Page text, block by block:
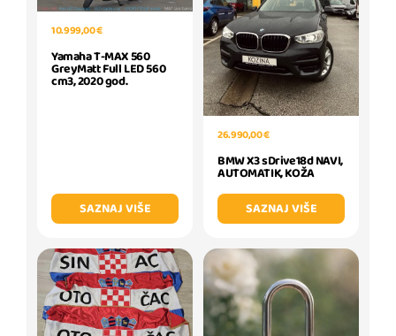
10.999,00 €
Yamaha T-MAX 560
GreyMatt Full LED 560
cm3, 2020 god.
SAZNAJ VIŠE
26.990,00 €
BMW X3 sDrive18d NAVI,
AUTOMATIK, KOŽA
SAZNAJ VIŠE